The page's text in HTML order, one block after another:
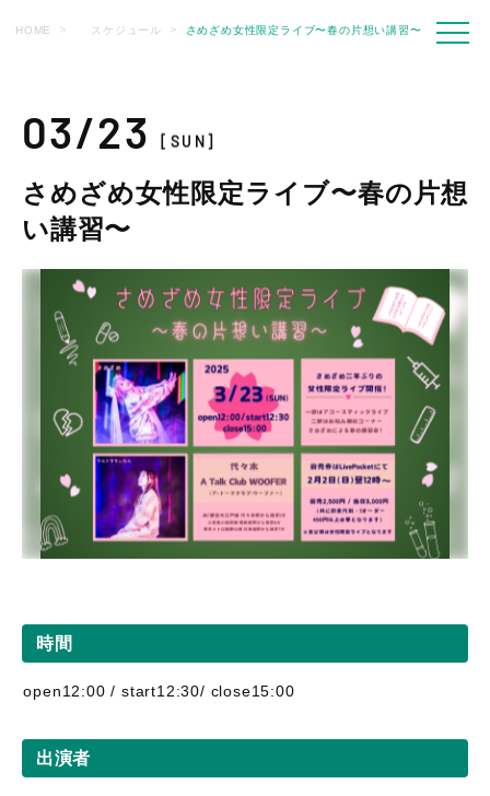
HOME スケジュール さめざめ女性限定ライブ〜春の片想い講習〜
03/23[SUN]
さめざめ女性限定ライブ〜春の片想
い講習〜
時間
open12:00 / start12:30/ close15:00
出演者